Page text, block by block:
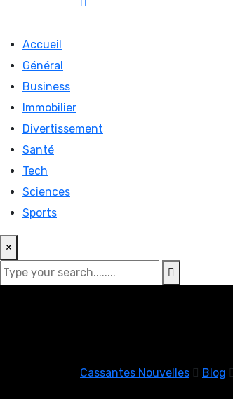
Accueil
Général
Business
Immobilier
Divertissement
Santé
Tech
Sciences
Sports
×
Cassantes Nouvelles Blog